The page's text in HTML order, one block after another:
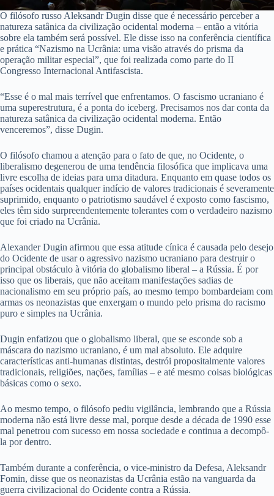
O filósofo russo Aleksandr Dugin disse que é necessário perceber a
natureza satânica da civilização ocidental moderna – então a vitória
sobre ela também será possível. Ele disse isso na conferência científica
e prática “Nazismo na Ucrânia: uma visão através do prisma da
operação militar especial”, que foi realizada como parte do II
Congresso Internacional Antifascista.
“Esse é o mal mais terrível que enfrentamos. O fascismo ucraniano é
uma superestrutura, é a ponta do iceberg. Precisamos nos dar conta da
natureza satânica da civilização ocidental moderna. Então
venceremos”, disse Dugin.
O filósofo chamou a atenção para o fato de que, no Ocidente, o
liberalismo degenerou de uma tendência filosófica que implicava uma
livre escolha de ideias para uma ditadura. Enquanto em quase todos os
países ocidentais qualquer indício de valores tradicionais é severamente
suprimido, enquanto o patriotismo saudável é exposto como fascismo,
eles têm sido surpreendentemente tolerantes com o verdadeiro nazismo
que foi criado na Ucrânia.
Alexander Dugin afirmou que essa atitude cínica é causada pelo desejo
do Ocidente de usar o agressivo nazismo ucraniano para destruir o
principal obstáculo à vitória do globalismo liberal – a Rússia. É por
isso que os liberais, que não aceitam manifestações sadias de
nacionalismo em seu próprio país, ao mesmo tempo bombardeiam com
armas os neonazistas que enxergam o mundo pelo prisma do racismo
puro e simples na Ucrânia.
Dugin enfatizou que o globalismo liberal, que se esconde sob a
máscara do nazismo ucraniano, é um mal absoluto. Ele adquire
características anti-humanas distintas, destrói propositalmente valores
tradicionais, religiões, nações, famílias – e até mesmo coisas biológicas
básicas como o sexo.
Ao mesmo tempo, o filósofo pediu vigilância, lembrando que a Rússia
moderna não está livre desse mal, porque desde a década de 1990 esse
mal penetrou com sucesso em nossa sociedade e continua a decompô-
la por dentro.
Também durante a conferência, o vice-ministro da Defesa, Aleksandr
Fomin, disse que os neonazistas da Ucrânia estão na vanguarda da
guerra civilizacional do Ocidente contra a Rússia.